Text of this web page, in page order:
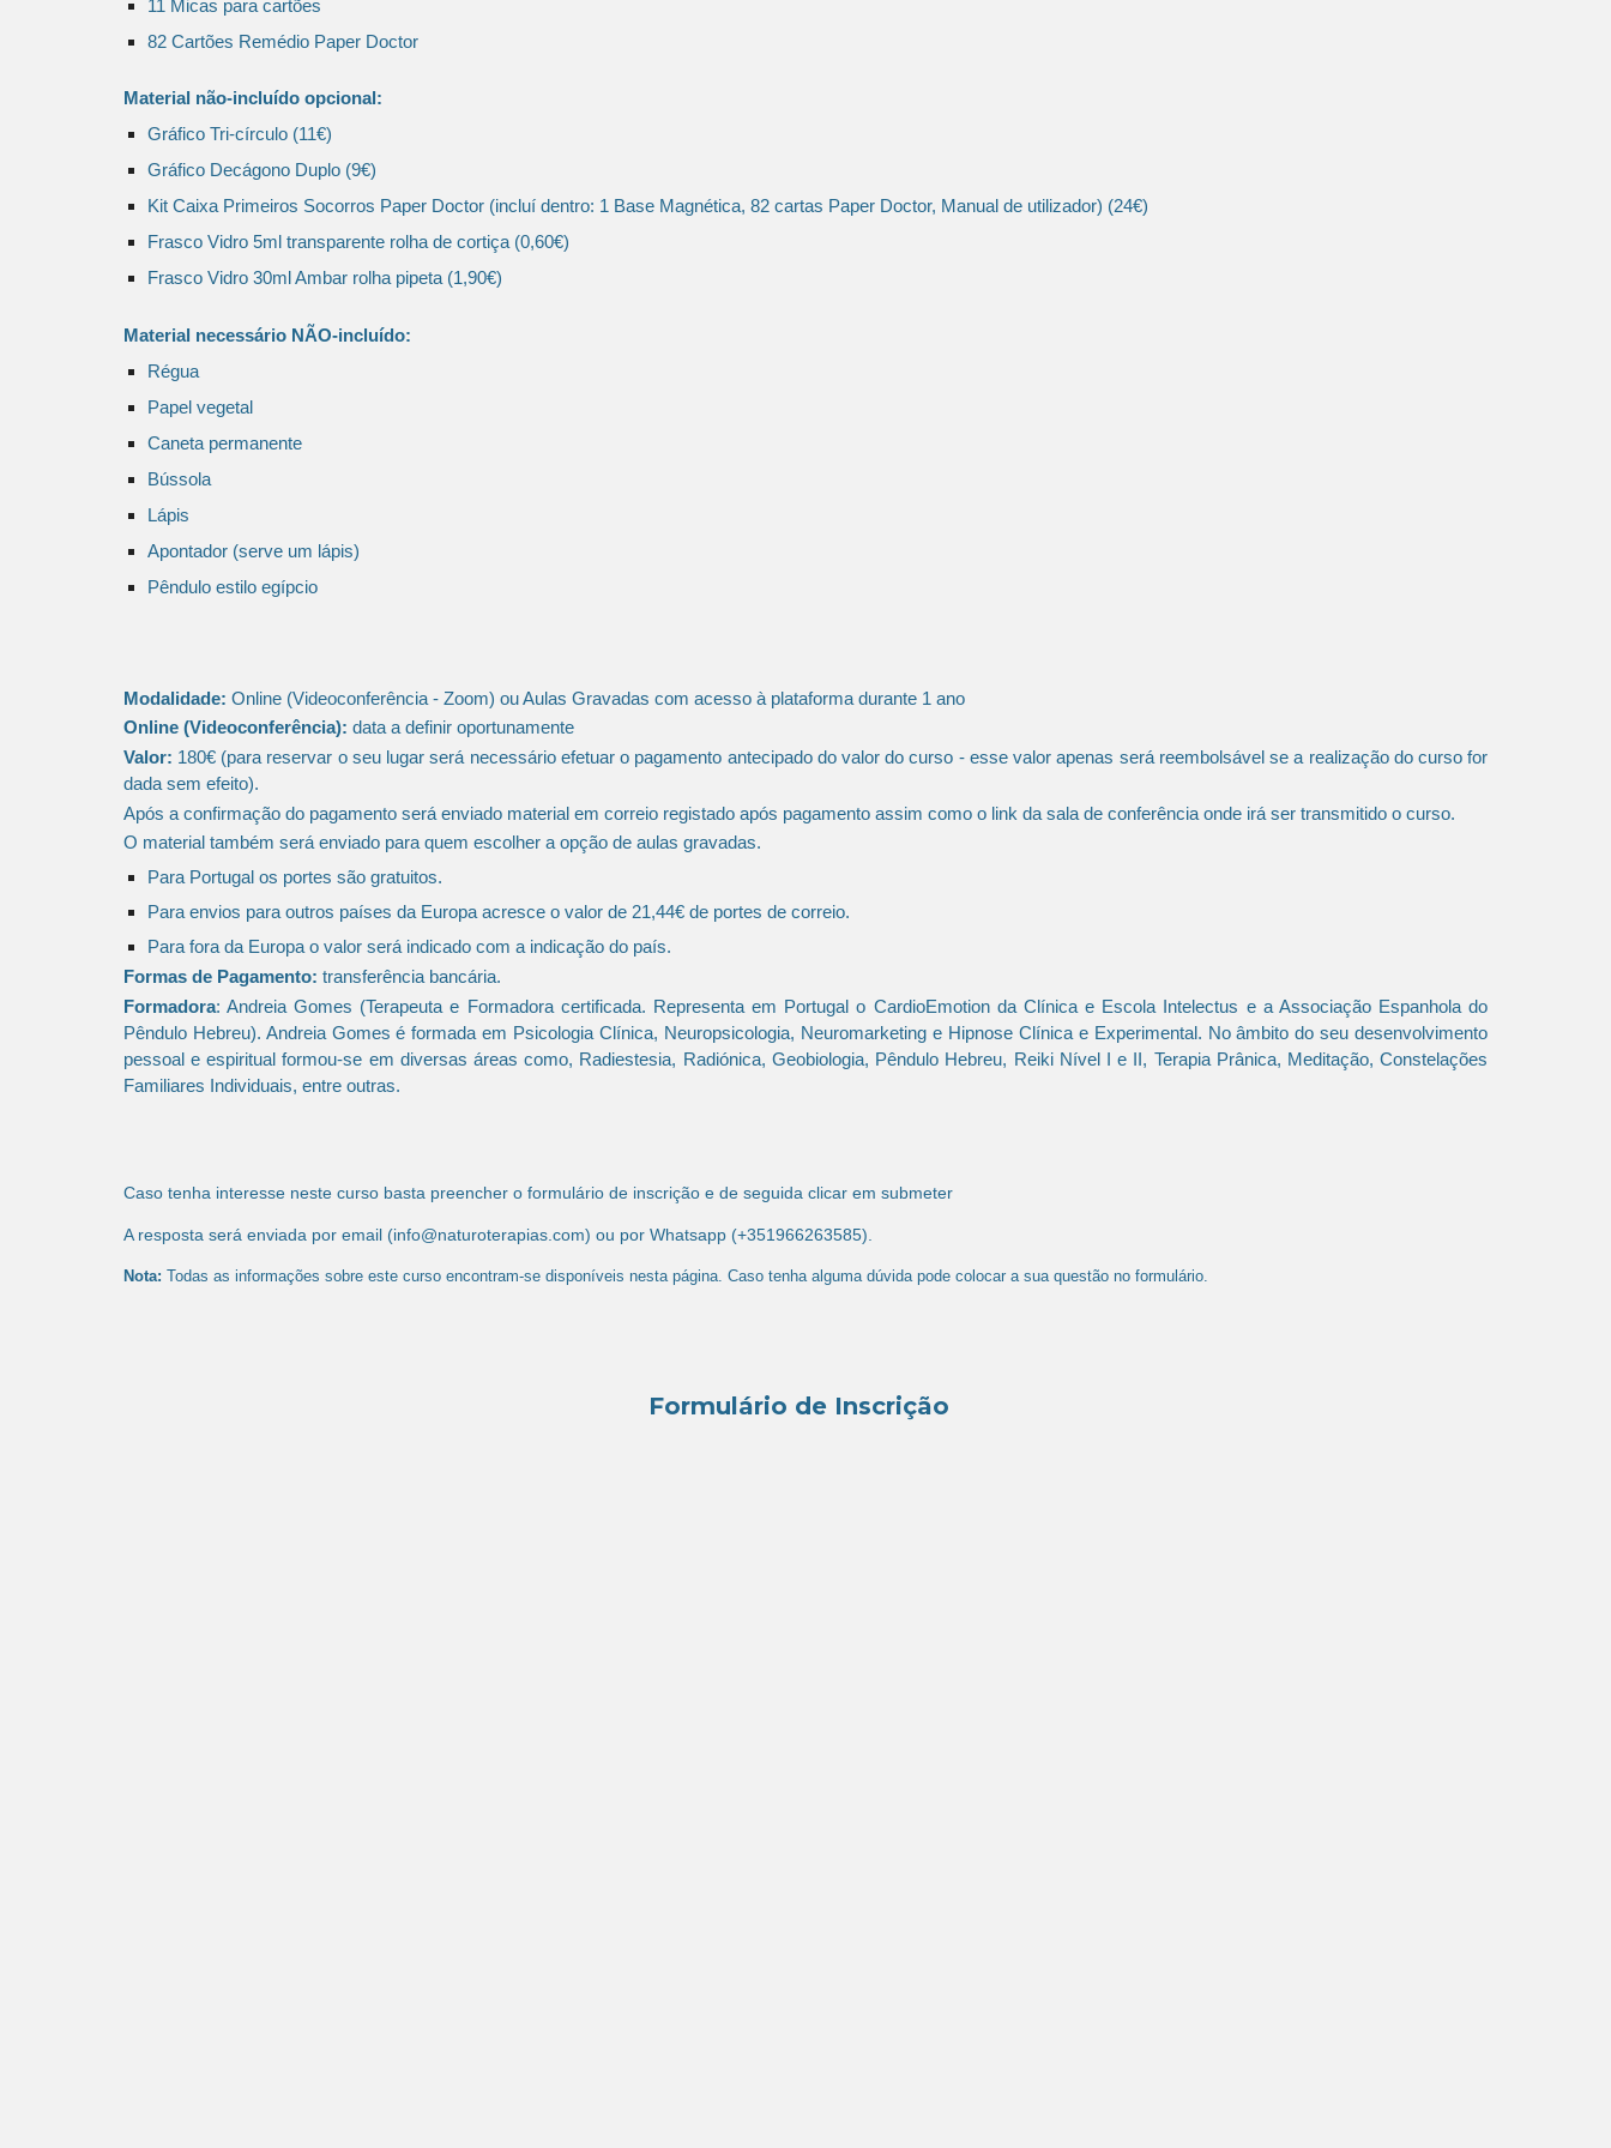
11 Micas para cartões
82 Cartões Remédio Paper Doctor
Material não-incluído opcional:
Gráfico Tri-círculo (11€)
Gráfico Decágono Duplo (9€)
Kit Caixa Primeiros Socorros Paper Doctor (incluí dentro: 1 Base Magnética, 82 cartas Paper Doctor, Manual de utilizador) (24€)
Frasco Vidro 5ml transparente rolha de cortiça (0,60€)
Frasco Vidro 30ml Ambar rolha pipeta (1,90€)
Material necessário NÃO-incluído:
Régua
Papel vegetal
Caneta permanente
Bússola
Lápis
Apontador (serve um lápis)
Pêndulo estilo egípcio
Modalidade: Online (Videoconferência - Zoom) ou Aulas Gravadas com acesso à plataforma durante 1 ano
Online (Videoconferência): data a definir oportunamente
Valor: 180€ (para reservar o seu lugar será necessário efetuar o pagamento antecipado do valor do curso - esse valor apenas será reembolsável se a realização do curso for
dada sem efeito). ​​
Após a confirmação do pagamento será enviado material em correio registado após pagamento assim como o link da sala de conferência onde irá ser transmitido o curso.
​O material também será enviado para quem escolher a opção de aulas gravadas.
Para Portugal os portes são gratuitos.
​​Para envios para outros países da Europa acresce o valor de 21,44€ de portes de correio.
Para fora da Europa o valor será indicado com a indicação do país.
Formas de Pagamento: transferência bancária.
Formadora: Andreia Gomes (Terapeuta e Formadora certificada. Representa em Portugal o CardioEmotion da Clínica e Escola Intelectus e a Associação Espanhola do
Pêndulo Hebreu). Andreia Gomes é formada em Psicologia Clínica, Neuropsicologia, Neuromarketing e Hipnose Clínica e Experimental. No âmbito do seu desenvolvimento
pessoal e espiritual formou-se em diversas áreas como, Radiestesia, Radiónica, Geobiologia, Pêndulo Hebreu, Reiki Nível I e II, Terapia Prânica, Meditação, Constelações
Familiares Individuais, entre outras.
Caso tenha interesse neste curso basta preencher o formulário de inscrição e de seguida clicar em submeter
A resposta será enviada por email (info@naturoterapias.com) ou por Whatsapp (+351966263585).
Nota: Todas as informações sobre este curso encontram-se disponíveis nesta página. ​​Caso tenha alguma dúvida pode colocar a sua questão no formulário.
Formulário de Inscrição